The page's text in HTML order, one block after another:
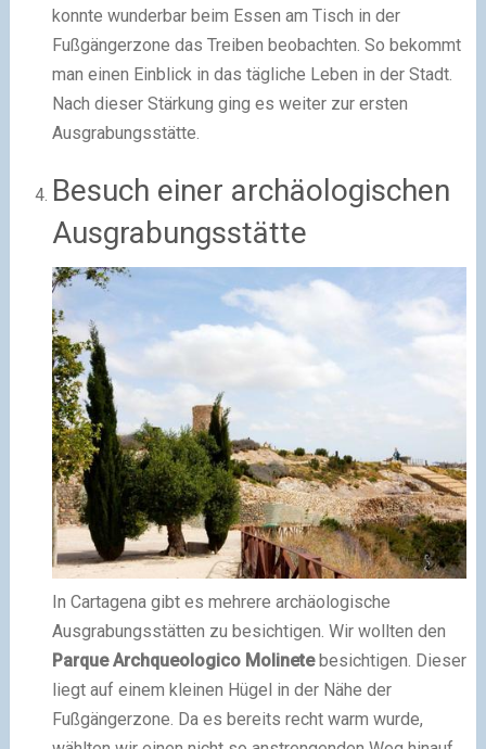
konnte wunderbar beim Essen am Tisch in der
Fußgängerzone das Treiben beobachten. So bekommt
man einen Einblick in das tägliche Leben in der Stadt.
Nach dieser Stärkung ging es weiter zur ersten
Ausgrabungsstätte.
Besuch einer archäologischen
Ausgrabungsstätte
In Cartagena gibt es mehrere archäologische
Ausgrabungsstätten zu besichtigen. Wir wollten den
Parque Archqueologico Molinetebesichtigen. Dieser
liegt auf einem kleinen Hügel in der Nähe der
Fußgängerzone. Da es bereits recht warm wurde,